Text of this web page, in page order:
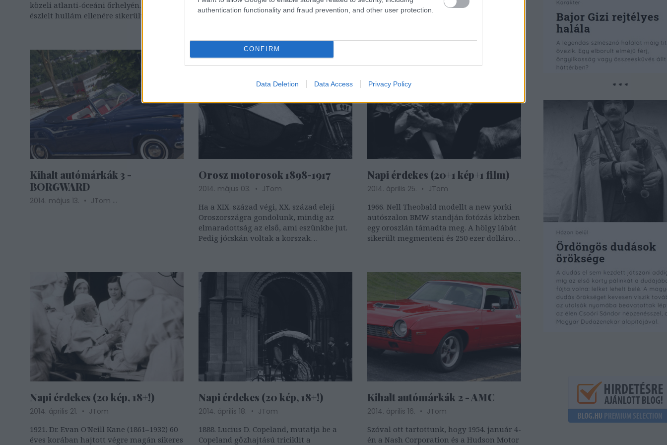
authentication functionality and fraud prevention, and other user protection.
CONFIRM
Data Deletion Data Access Privacy Policy
közeli atlanti-óceáni őrhelyén. A későn
észlelt hullám ellenére sikerült
menekített újszülöttek.
Kihalt autómárkák 3 -
BORGWARD
2014. május 13. JTom ...
Orosz motorosok 1898-1917
2014. május 03.
JTom
Ha a XIX. század végi, XX. század eleji
Oroszországra gondolunk, mindig az
elmaradottság az első, ami eszünkbe jut.
Pedig jócskán voltak a korszak
Davidsonokat, Indianokat és brit…
Napi érdekes (20+1 kép+1 film)
2014. április 25.
JTom
1966. Nell Theobald modellt a new yorki
autószalon BMW standján fotózás közben
egy oroszlán támadta meg. A hölgy lábát
sikerült megmenteni és 250 ezer dolláros
tisztázatlan okok…
Napi érdekes (20 kép, 18+!)
2014. április 21.
JTom
1921. Dr. Evan O'Neill Kane (1861–1932) 60
éves korában hajtott végre magán sikeres
Napi érdekes (20 kép, 18+!)
2014. április 18.
JTom
1888. Lucius D. Copeland, mutatja be a
Copeland gőzhajtású triciklit a
Kihalt autómárkák 2 - AMC
2014. április 16.
JTom
Szóval ott tartottunk, hogy 1954. január 4-
én a Nash Corporation és a Hudson Motor
* * *